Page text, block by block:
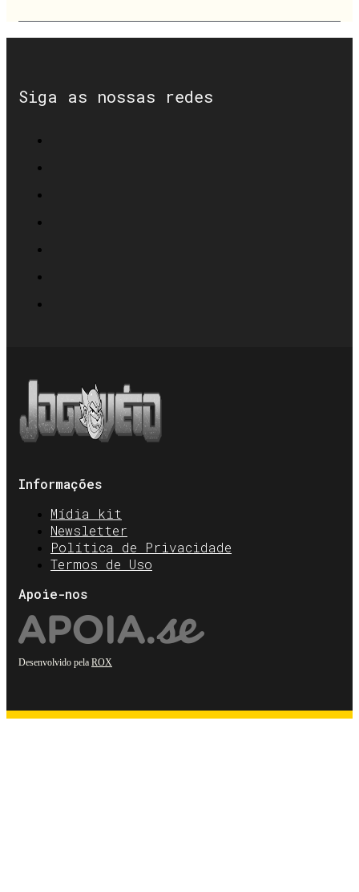
Siga as nossas redes
Informações
Mídia kit
Newsletter
Política de Privacidade
Termos de Uso
Apoie-nos
Desenvolvido pela ROX